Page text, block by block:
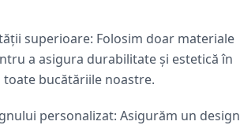
superioare: Folosim doar materiale
a asigura durabilitate și estetică în
toate bucătăriile noastre.
personalizat: Asigurăm un design